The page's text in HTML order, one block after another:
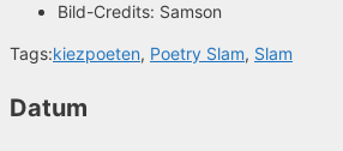
Bild-Credits: Samson
Tags:kiezpoeten, Poetry Slam, Slam
Datum